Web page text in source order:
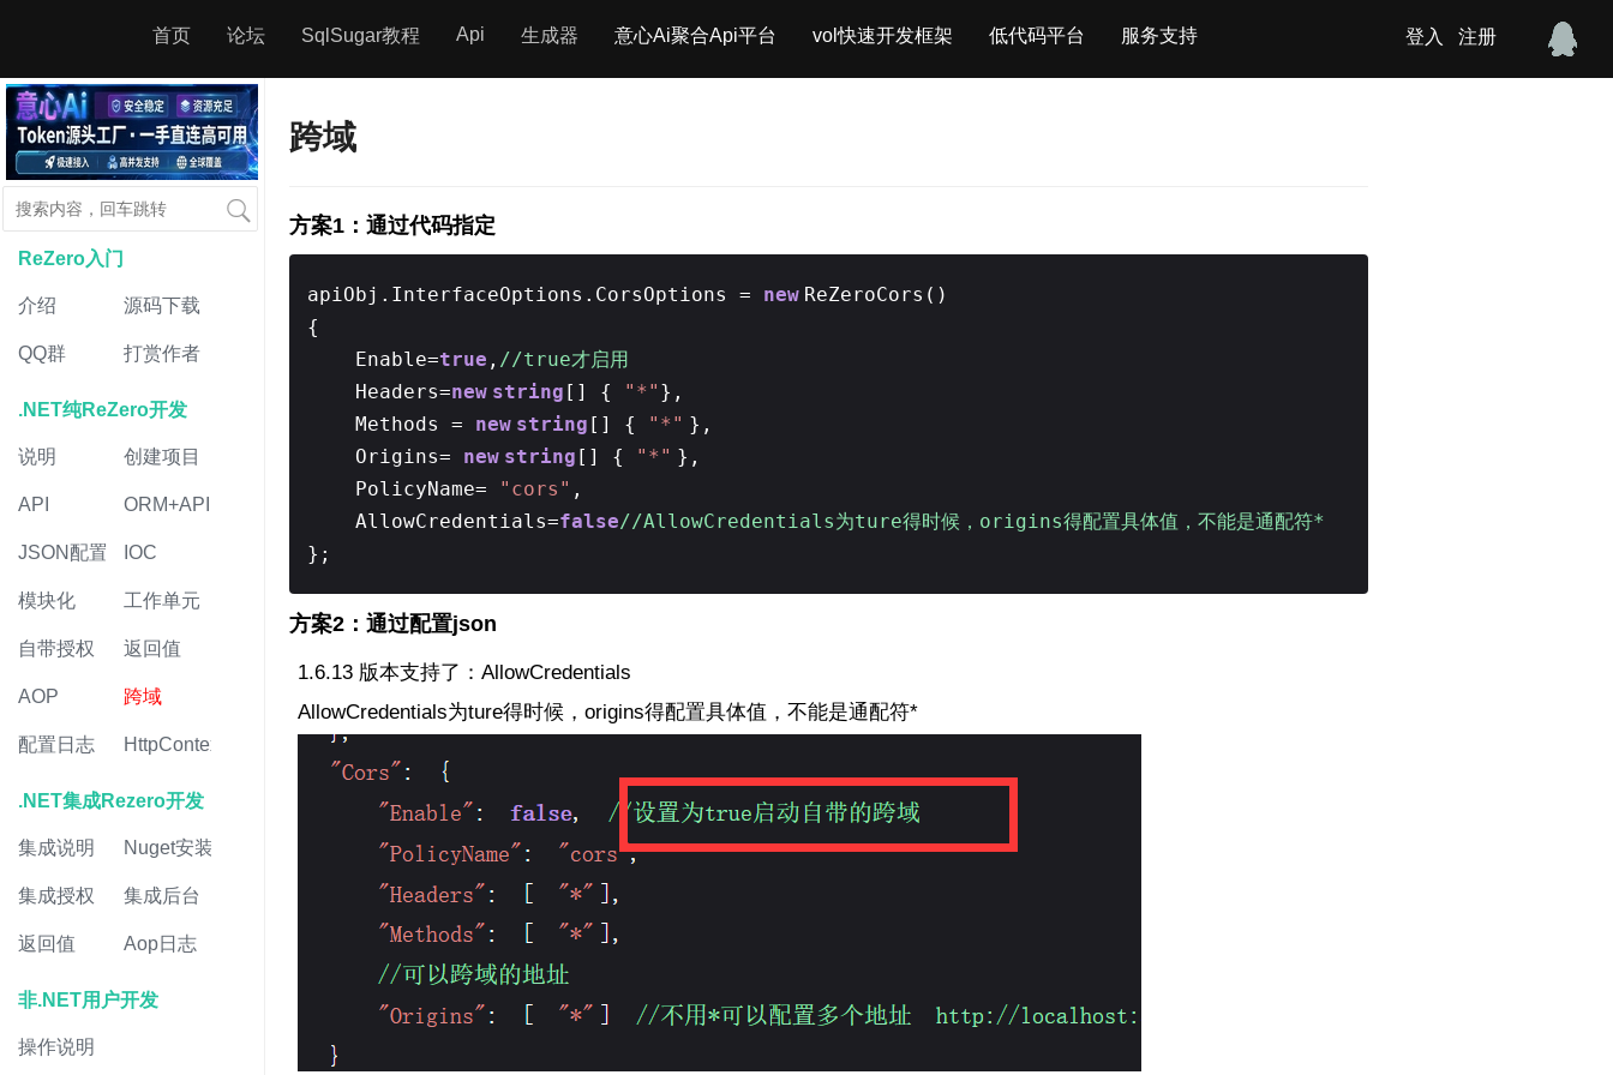
首页 论坛 SqlSugar教程 Api 生成器 意心Ai聚合Api平台 vol快速开发框架 低代码平台 服务支持 登入 注册
ReZero入门
介绍 源码下载
QQ群 打赏作者
.NET纯ReZero开发
说明 创建项目
API ORM+API
JSON配置 IOC
模块化 工作单元
自带授权 返回值
AOP 跨域
配置日志 HttpContext
.NET集成Rezero开发
集成说明 Nuget安装
集成授权 集成后台
返回值 Aop日志
非.NET用户开发
操作说明
跨域
方案1：通过代码指定
apiObj.InterfaceOptions.CorsOptions = new ReZeroCors()
{
Enable=true , //true才启用
Headers=new string [] { "*" },
Methods = new string [] { "*" },
Origins= new string [] { "*" },
PolicyName=
"cors" ,
AllowCredentials=false//AllowCredentials为ture得时候，origins得配置具体值，不能是通配符*
};
方案2：通过配置json
1.6.13 版本支持了：AllowCredentials
AllowCredentials为ture得时候，origins得配置具体值，不能是通配符*